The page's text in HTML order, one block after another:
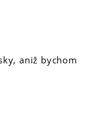
aniž bychom